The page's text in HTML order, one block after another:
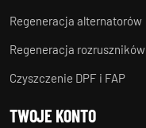
Regeneracja alternatorów
Regeneracja rozruszników
Czyszczenie DPF i FAP
TWOJE KONTO